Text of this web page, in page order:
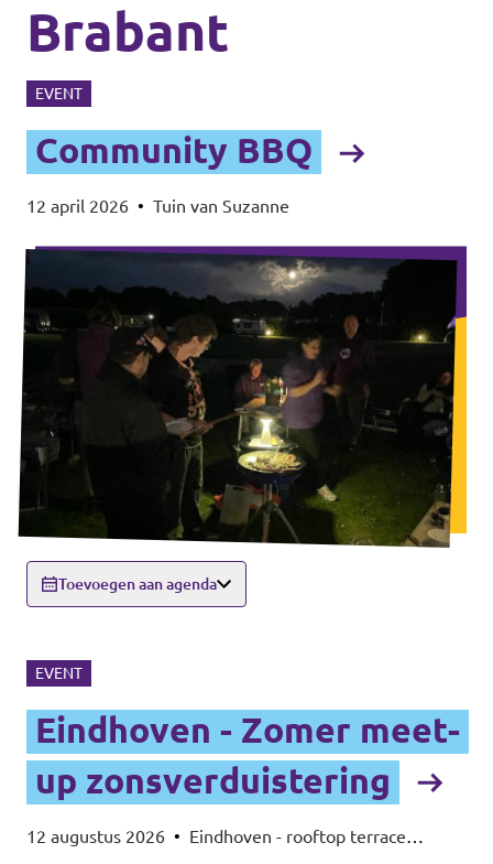
Brabant
EVENT
Community BBQ
12 april 2026 • Tuin van Suzanne
Toevoegen aan agenda
EVENT
Eindhoven - Zomer meet-
up zonsverduistering
12 augustus 2026 • Eindhoven - rooftop terrace